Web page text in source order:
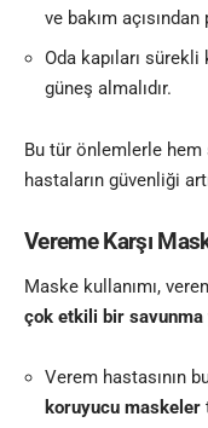
ve bakım
Oda kapıları
güneş almalıdır.
Bu tür önlemlerle hem
hastaların güvenliği
Vereme Karşı
Maske kullanımı,
çok etkili bir savunma
Verem hastasının
koruyucu maskeler